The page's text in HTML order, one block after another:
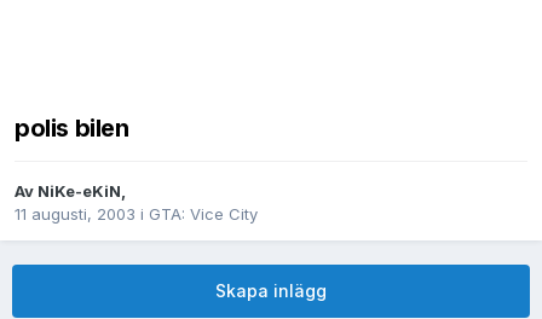
polis bilen
Av NiKe-eKiN,
11 augusti, 2003 i GTA: Vice City
Skapa inlägg